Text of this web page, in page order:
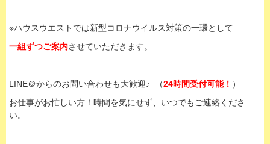
※ハウスウエストでは新型コロナウイルス対策の一環として
一組ずつご案内させていただきます。
LINE＠からのお問い合わせも大歓迎♪ （24時間受付可能！ ）
お仕事がお忙しい方！時間を気にせず、いつでもご連絡くださ
い。